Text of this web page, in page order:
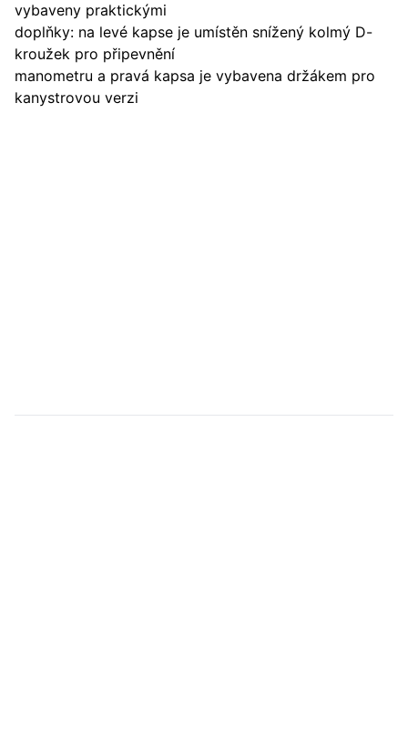
vybaveny praktickými
doplňky: na levé kapse je umístěn snížený kolmý D-
kroužek pro připevnění
manometru a pravá kapsa je vybavena držákem pro
kanystrovou verzi